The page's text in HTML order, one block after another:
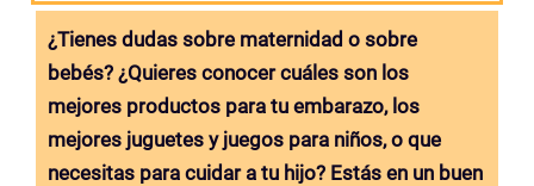
¿Tienes dudas sobre maternidad o sobre
bebés? ¿Quieres conocer cuáles son los
mejores productos para tu embarazo, los
mejores juguetes y juegos para niños, o que
necesitas para cuidar a tu hijo? Estás en un buen